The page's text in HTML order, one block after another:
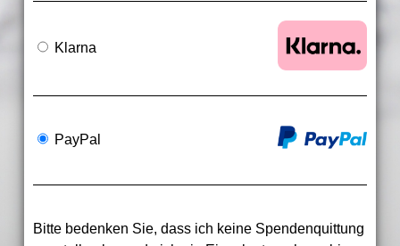
Klarna
PayPal
Bitte bedenken Sie, dass ich keine Spendenquittung